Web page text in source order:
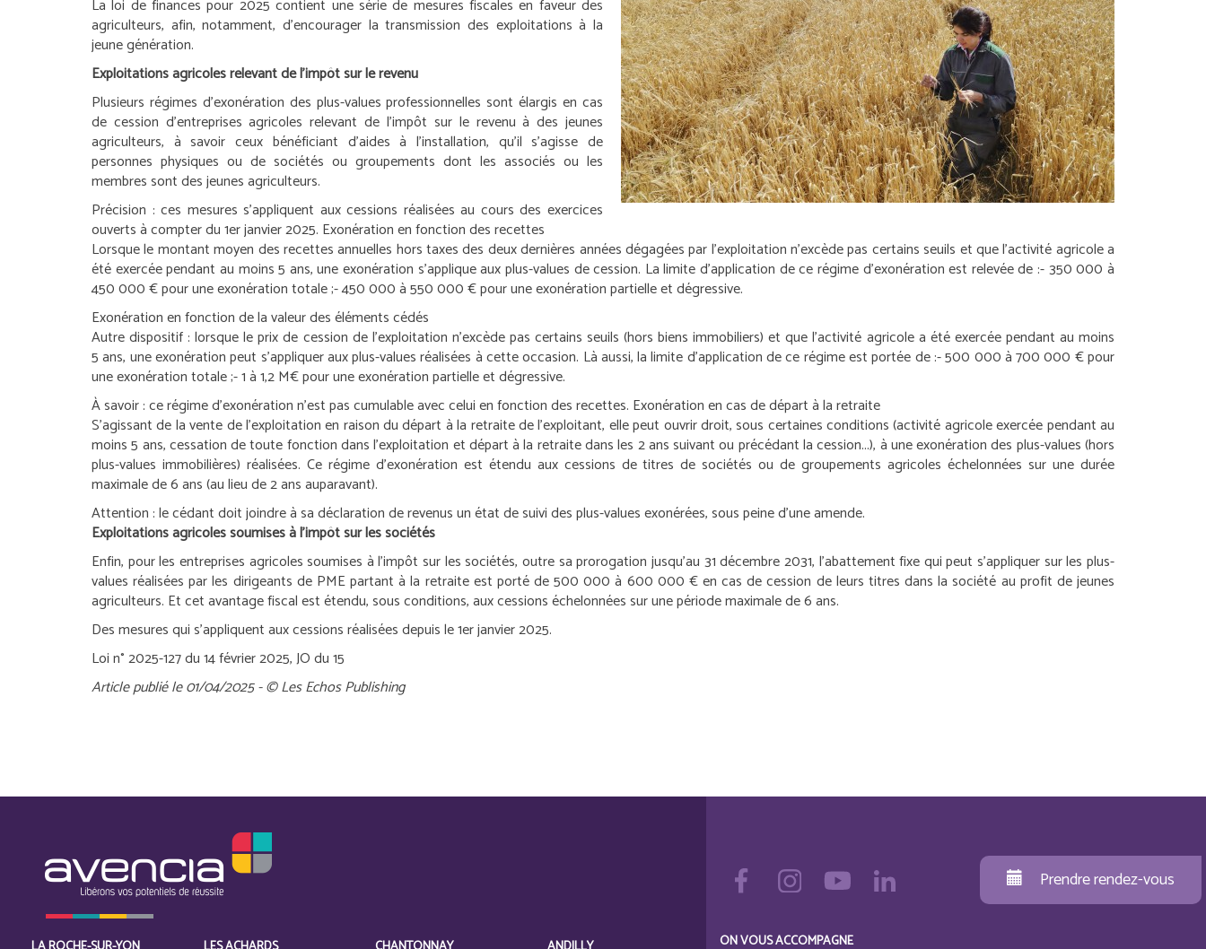
La loi de finances pour 2025 contient une série de mesures fiscales en faveur des
agriculteurs, afin, notamment, d’encourager la transmission des exploitations à la
jeune génération.
Exploitations agricoles relevant de l’impôt sur le revenu
Plusieurs régimes d’exonération des plus-values professionnelles sont élargis en cas
de cession d’entreprises agricoles relevant de l’impôt sur le revenu à des jeunes
agriculteurs, à savoir ceux bénéficiant d’aides à l’installation, qu’il s’agisse de
personnes physiques ou de sociétés ou groupements dont les associés ou les
membres sont des jeunes agriculteurs.
Précision : ces mesures s’appliquent aux cessions réalisées au cours des exercices
ouverts à compter du 1erjanvier 2025. Exonération en fonction des recettes
Lorsque le montant moyen des recettes annuelles hors taxes des deux dernières années dégagées par l’exploitation n’excède pas certains seuils et que l’activité agricole a
été exercée pendant au moins 5 ans, une exonération s’applique aux plus-values de cession. La limite d’application de ce régime d’exonération est relevée de :- 350 000 à
450 000 € pour une exonération totale ;- 450 000 à 550 000 € pour une exonération partielle et dégressive.
Exonération en fonction de la valeur des éléments cédés
Autre dispositif : lorsque le prix de cession de l’exploitation n’excède pas certains seuils (hors biens immobiliers) et que l’activité agricole a été exercée pendant au moins
5 ans, une exonération peut s’appliquer aux plus-values réalisées à cette occasion. Là aussi, la limite d’application de ce régime est portée de :- 500 000 à 700 000 € pour
une exonération totale ;- 1 à 1,2 M€ pour une exonération partielle et dégressive.
À savoir :ce régime d’exonération n’est pas cumulable avec celui en fonction des recettes. Exonération en cas de départ à la retraite
S’agissant de la vente de l’exploitation en raison du départ à la retraite de l’exploitant, elle peut ouvrir droit, sous certaines conditions (activité agricole exercée pendant au
moins 5 ans, cessation de toute fonction dans l’exploitation et départ à la retraite dans les 2 ans suivant ou précédant la cession...), à une exonération des plus-values (hors
plus-values immobilières) réalisées. Ce régime d’exonération est étendu aux cessions de titres de sociétés ou de groupements agricoles échelonnées sur une durée
maximale de 6 ans (au lieu de 2 ans auparavant).
Attention :le cédant doit joindre à sa déclaration de revenus un état de suivi des plus-values exonérées, sous peine d’une amende.
Exploitations agricoles soumises à l’impôt sur les sociétés
Enfin, pour les entreprises agricoles soumises à l’impôt sur les sociétés, outre sa prorogation jusqu’au 31 décembre 2031, l’abattement fixe qui peut s’appliquer sur les plus-
values réalisées par les dirigeants de PME partant à la retraite est porté de 500 000 à 600 000 € en cas de cession de leurs titres dans la société au profit de jeunes
agriculteurs. Et cet avantage fiscal est étendu, sous conditions, aux cessions échelonnées sur une période maximale de 6 ans.
Des mesures qui s’appliquent aux cessions réalisées depuis le 1erjanvier 2025.
Loi n° 2025-127 du 14 février 2025, JO du 15
Article publié le 01/04/2025 - © Les Echos Publishing
Prendre rendez-vous
ON VOUS ACCOMPAGNE